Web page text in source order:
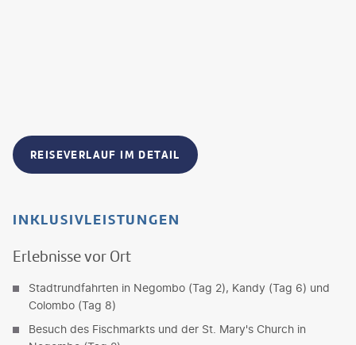
REISEVERLAUF IM DETAIL
INKLUSIVLEISTUNGEN
Erlebnisse vor Ort
Stadtrundfahrten in Negombo (Tag 2), Kandy (Tag 6) und
Colombo (Tag 8)
Besuch des Fischmarkts und der St. Mary's Church in